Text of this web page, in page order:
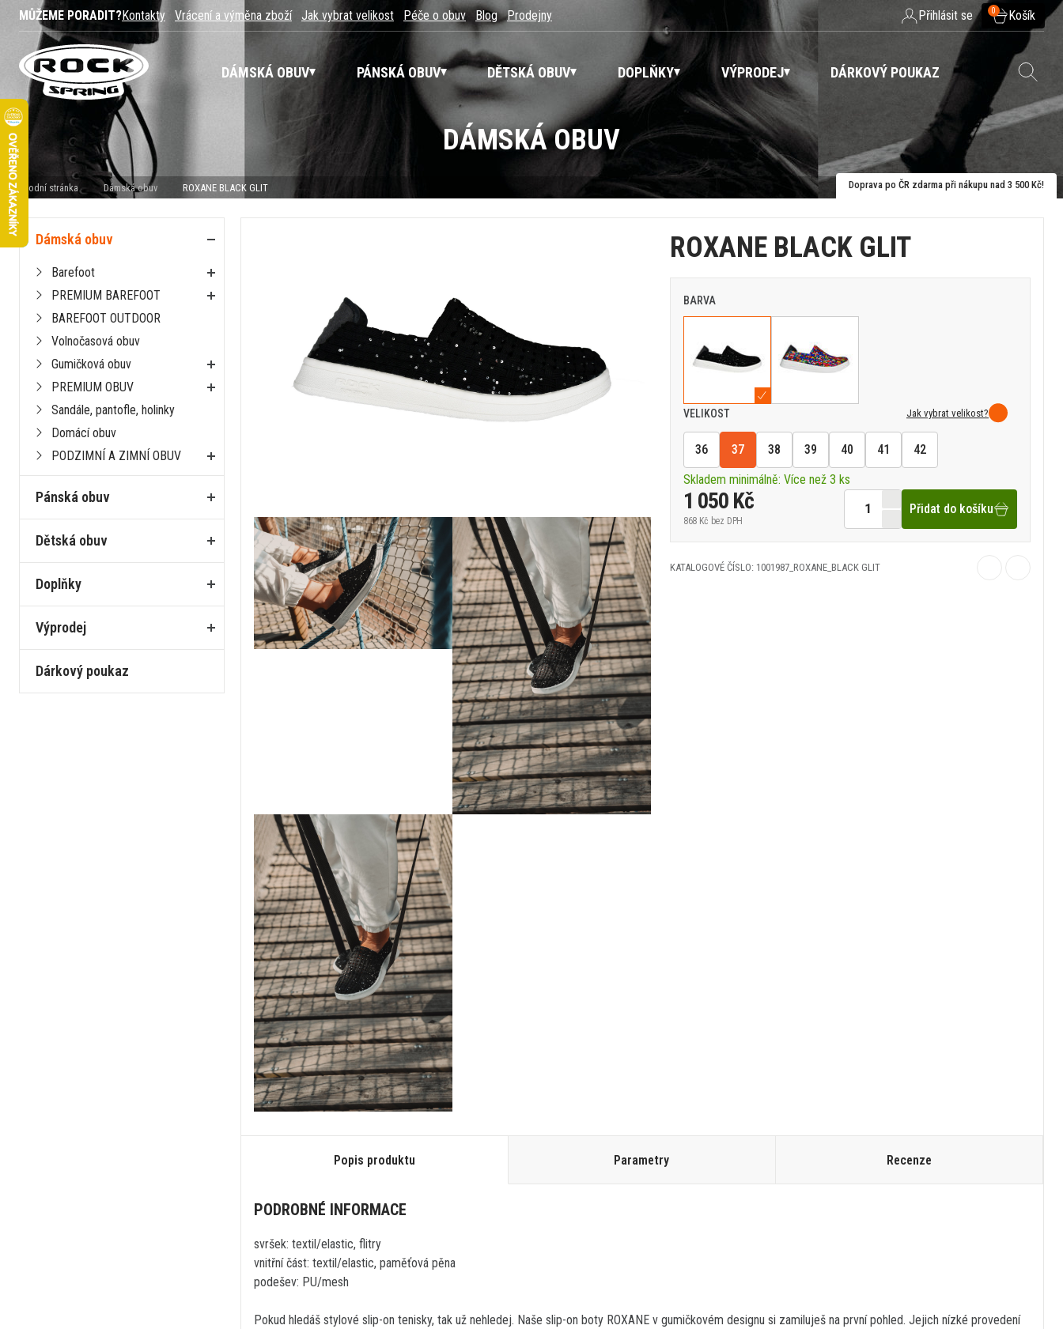
MŮŽEME PORADIT?Kontakty Vrácení a výměna zboží Jak vybrat velikost Péče o obuv Blog Prodejny Přihlásit se 0 Košík
DÁMSKÁ OBUV PÁNSKÁ OBUV DĚTSKÁ OBUV DOPLŇKY VÝPRODEJ DÁRKOVÝ POUKAZ
DÁMSKÁ OBUV
Úvodní stránka Dámská obuv ROXANE BLACK GLIT Doprava po ČR zdarma při nákupu nad 3 500 Kč!
ROXANE BLACK GLIT
BARVA
VELIKOST Jak vybrat velikost?
36 37 38 39 40 41
42
Skladem minimálně: Více než 3 ks
1 050 Kč
868 Kč bez DPH
Přidat do košíku
KATALOGOVÉ ČÍSLO: 1001987_ROXANE_BLACK GLIT
Popis produktu Parametry Recenze
PODROBNÉ INFORMACE
svršek: textil/elastic, flitry
vnitřní část: textil/elastic, paměťová pěna
podešev: PU/mesh
Pokud hledáš stylové slip-on tenisky, tak už nehledej. Naše slip-on boty ROXANE v gumičkovém designu si zamiluješ na první pohled. Jejich nízké provedení
Dámská obuv
Barefoot
PREMIUM BAREFOOT
BAREFOOT OUTDOOR
Volnočasová obuv
Gumičková obuv
PREMIUM OBUV
Sandále, pantofle, holinky
Domácí obuv
PODZIMNÍ A ZIMNÍ OBUV
Pánská obuv
Dětská obuv
Doplňky
Výprodej
Dárkový poukaz